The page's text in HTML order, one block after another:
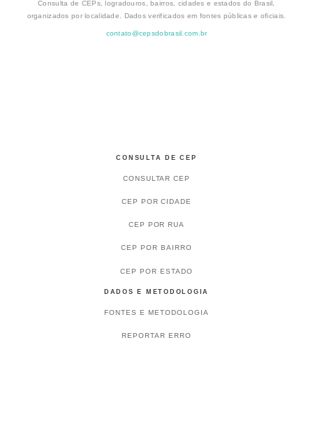
Consulta de CEPs, logradouros, bairros, cidades e estados do Brasil,
organizados por localidade. Dados verificados em fontes públicas e oficiais.
contato@cepsdobrasil.com.br
CONSULTA DE CEP
CONSULTAR CEP
CEP POR CIDADE
CEP POR RUA
CEP POR BAIRRO
CEP POR ESTADO
DADOS E METODOLOGIA
FONTES E METODOLOGIA
REPORTAR ERRO